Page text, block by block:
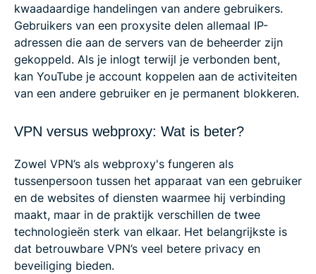
kwaadaardige handelingen van andere gebruikers.
Gebruikers van een proxysite delen allemaal IP-
adressen die aan de servers van de beheerder zijn
gekoppeld. Als je inlogt terwijl je verbonden bent,
kan YouTube je account koppelen aan de activiteiten
van een andere gebruiker en je permanent blokkeren.
VPN versus webproxy: Wat is beter?
Zowel VPN’s als webproxy's fungeren als
tussenpersoon tussen het apparaat van een gebruiker
en de websites of diensten waarmee hij verbinding
maakt, maar in de praktijk verschillen de twee
technologieën sterk van elkaar. Het belangrijkste is
dat betrouwbare VPN’s veel betere privacy en
beveiliging bieden.